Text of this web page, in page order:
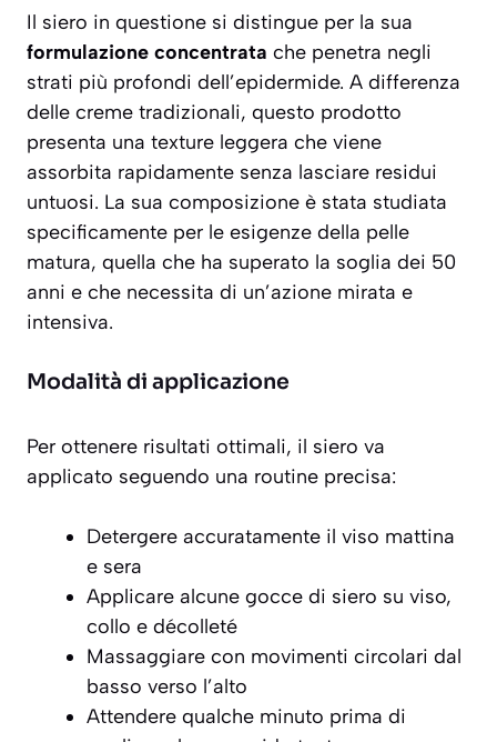
Il siero in questione si distingue per la sua
formulazione concentrata che penetra negli
strati più profondi dell’epidermide. A differenza
delle creme tradizionali, questo prodotto
presenta una texture leggera che viene
assorbita rapidamente senza lasciare residui
untuosi. La sua composizione è stata studiata
specificamente per le esigenze della pelle
matura, quella che ha superato la soglia dei 50
anni e che necessita di un’azione mirata e
intensiva.
Modalità di applicazione
Per ottenere risultati ottimali, il siero va
applicato seguendo una routine precisa:
Detergere accuratamente il viso mattina
e sera
Applicare alcune gocce di siero su viso,
collo e décolleté
Massaggiare con movimenti circolari dal
basso verso l’alto
Attendere qualche minuto prima di